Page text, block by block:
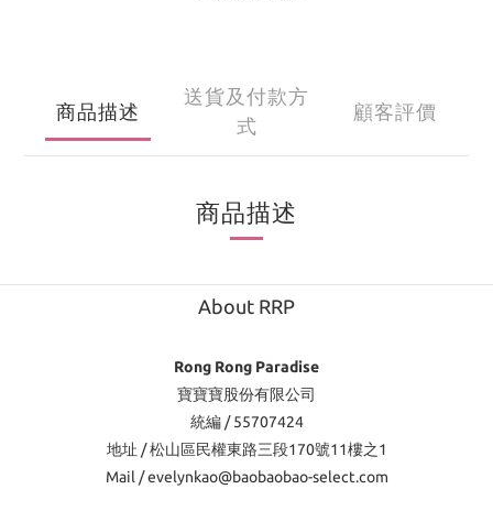
商品描述
送貨及付款方
式
顧客評價
商品描述
About RRP
Rong Rong Paradise
寶寶寶股份有限公司
統編 / 55707424
地址 / 松山區民權東路三段170號11樓之1
Mail / evelynkao@baobaobao-select.com